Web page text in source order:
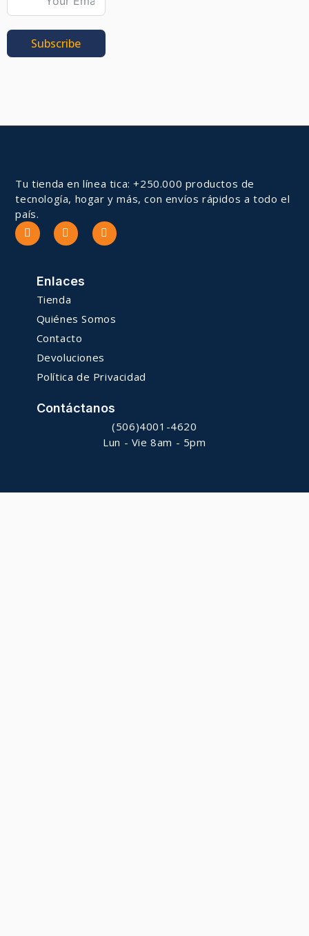
Subscribe
Tu tienda en línea tica: +250.000 productos de
tecnología, hogar y más, con envíos rápidos a todo el
país.
Enlaces
Tienda
Quiénes Somos
Contacto
Devoluciones
Política de Privacidad
Contáctanos
(506)4001-4620
Lun - Vie 8am - 5pm